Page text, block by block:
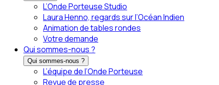
L’Onde Porteuse Studio
Laura Henno, regards sur l’Océan Indien
Animation de tables rondes
Votre demande
Qui sommes-nous ?
Qui sommes-nous ?
L’équipe de l’Onde Porteuse
Revue de presse